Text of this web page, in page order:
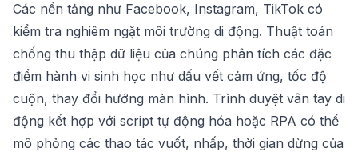
Các nền tảng như Facebook, Instagram, TikTok có
kiểm tra nghiêm ngặt môi trường di động. Thuật toán
chống thu thập dữ liệu của chúng phân tích các đặc
điểm hành vi sinh học như dấu vết cảm ứng, tốc độ
cuộn, thay đổi hướng màn hình. Trình duyệt vân tay di
động kết hợp với script tự động hóa hoặc RPA có thể
mô phỏng các thao tác vuốt, nhấp, thời gian dừng của